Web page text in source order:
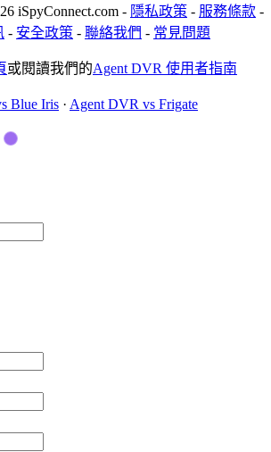
iSpyConnect.com - 隱私政策 - 服務條款 -
- 安全政策 - 聯絡我們 - 常見問題
或閱讀我們的Agent DVR 使用者指南
Blue Iris · Agent DVR vs Frigate